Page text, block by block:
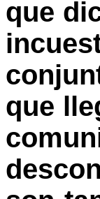
que
que